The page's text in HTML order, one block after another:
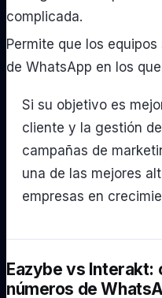
complicada.
Permite que los
de WhatsApp en los
Si su objetivo es
cliente y la gestión
campañas de
una de las mejores
empresas en
Eazybe vs Interakt:
números de